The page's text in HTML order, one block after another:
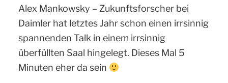
Alex Mankowsky – Zukunftsforscher bei
Daimler hat letztes Jahr schon einen irrsinnig
spannenden Talk in einem irrsinnig
überfüllten Saal hingelegt. Dieses Mal 5
Minuten eher da sein